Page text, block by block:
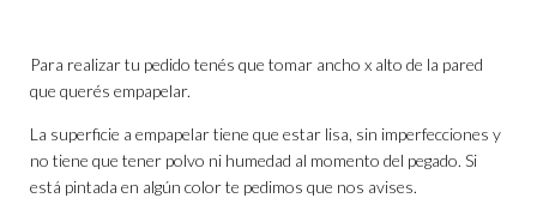
Para realizar tu pedido tenés que tomar ancho x alto de la pared
que querés empapelar.
La superficie a empapelar tiene que estar lisa, sin imperfecciones y
no tiene que tener polvo ni humedad al momento del pegado. Si
está pintada en algún color te pedimos que nos avises.